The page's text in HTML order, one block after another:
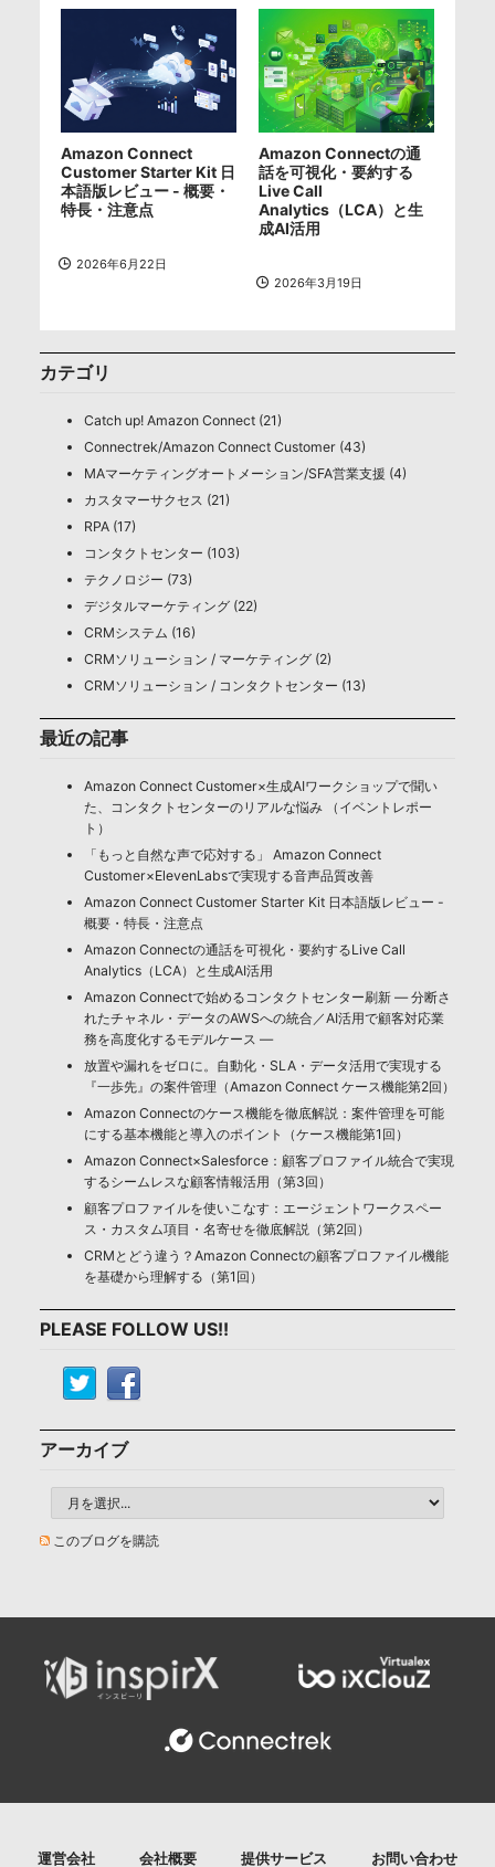
Amazon Connect
Customer Starter Kit 日
本語版レビュー - 概要・
特長・注意点
2026年6月22日
Amazon Connectの通
話を可視化・要約する
Live Call
Analytics（LCA）と生
成AI活用
2026年3月19日
カテゴリ
Catch up! Amazon Connect (21)
Connectrek/Amazon Connect Customer (43)
MAマーケティングオートメーション/SFA営業支援 (4)
カスタマーサクセス (21)
RPA (17)
コンタクトセンター (103)
テクノロジー (73)
デジタルマーケティング (22)
CRMシステム (16)
CRMソリューション / マーケティング (2)
CRMソリューション / コンタクトセンター (13)
最近の記事
Amazon Connect Customer×生成AIワークショップで聞い
た、コンタクトセンターのリアルな悩み （イベントレポー
ト）
「もっと自然な声で応対する」 Amazon Connect
Customer×ElevenLabsで実現する音声品質改善
Amazon Connect Customer Starter Kit 日本語版レビュー -
概要・特長・注意点
Amazon Connectの通話を可視化・要約するLive Call
Analytics（LCA）と生成AI活用
Amazon Connectで始めるコンタクトセンター刷新 ― 分断さ
れたチャネル・データのAWSへの統合／AI活用で顧客対応業
務を高度化するモデルケース ―
放置や漏れをゼロに。自動化・SLA・データ活用で実現する
『一歩先』の案件管理（Amazon Connect ケース機能第2回）
Amazon Connectのケース機能を徹底解説：案件管理を可能
にする基本機能と導入のポイント（ケース機能第1回）
Amazon Connect×Salesforce：顧客プロファイル統合で実現
するシームレスな顧客情報活用（第3回）
顧客プロファイルを使いこなす：エージェントワークスペー
ス・カスタム項目・名寄せを徹底解説（第2回）
CRMとどう違う？Amazon Connectの顧客プロファイル機能
を基礎から理解する（第1回）
PLEASE FOLLOW US!!
アーカイブ
このブログを購読
運営会社 会社概要 提供サービス お問い合わせ